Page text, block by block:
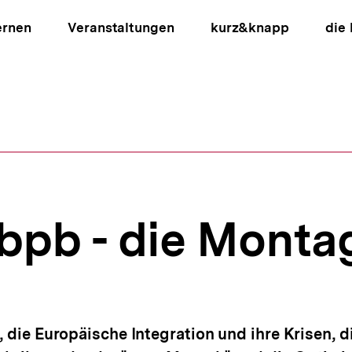
Veranstaltungen kurz&knapp die
- die
Europäische Integration und ihre Krisen,